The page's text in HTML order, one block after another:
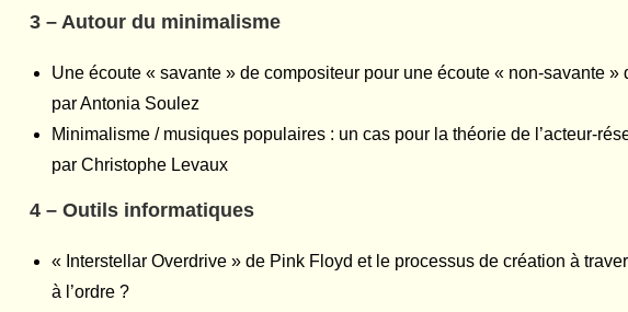
3 – Autour du minimalisme
Une écoute « savante » de compositeur pour une écoute « non-savante »
par Antonia Soulez
Minimalisme / musiques populaires : un cas pour la théorie de l’acteur-
par Christophe Levaux
4 – Outils informatiques
« Interstellar Overdrive » de Pink Floyd et le processus de création à
à l’ordre ?